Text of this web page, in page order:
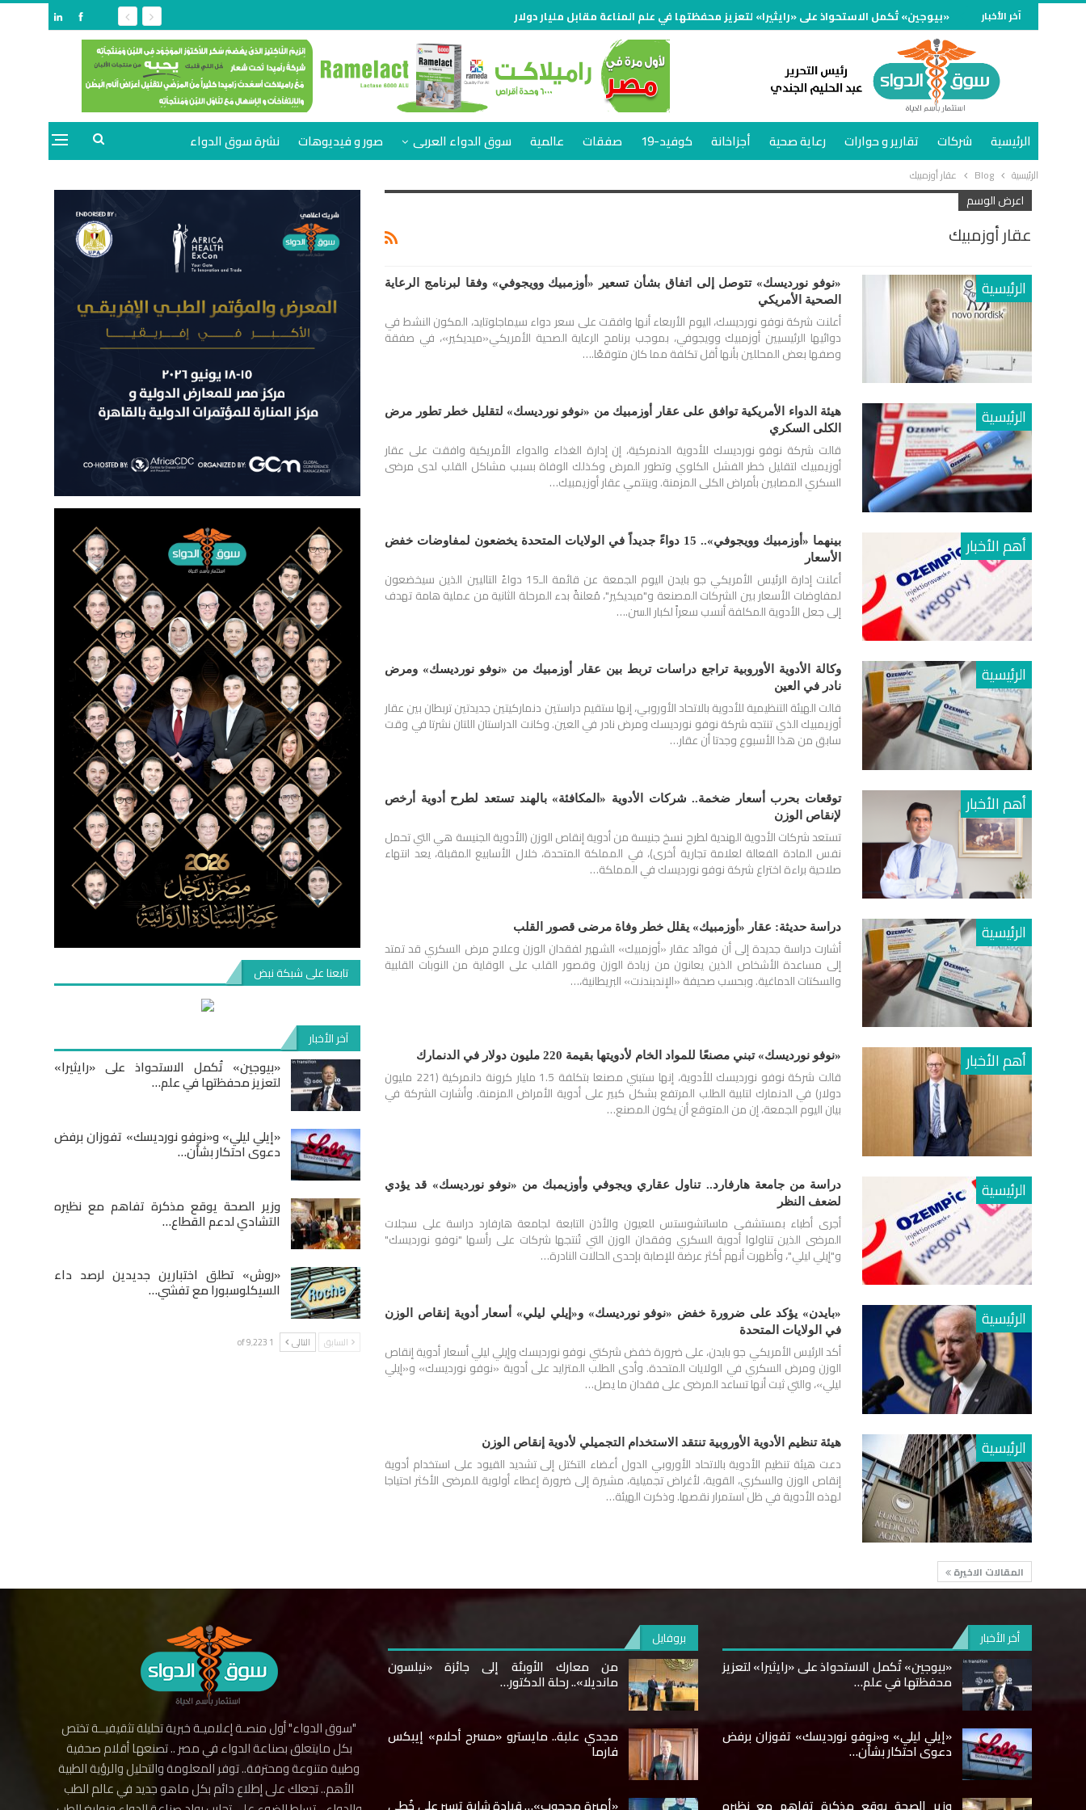
آخر الأخبار «بيوجين» تُكمل الاستحواذ على «رايثيرا» لتعزيز محفظتها في علم المناعة مقابل مليار دولار
الرئيسية شركات تقارير و حوارات رعاية صحية أجزاخانة كوفيد-19 صفقات عالمية سوق الدواء العربى صور و فيديوهات نشرة سوق الدواء
الرئيسية Blog عقار أوزمبيك
اعرض الوسم
عقار أوزمبيك
الرئيسية
«نوفو نورديسك» تتوصل إلى اتفاق بشأن تسعير «أوزمبيك وويجوفي» وفقا لبرنامج الرعاية
الصحية الأمريكي
أعلنت شركة نوفو نورديسك، اليوم الأربعاء أنها وافقت على سعر دواء سيماجلوتايد، المكون النشط في
دوائيها الرئيسيين أوزمبيك وويجوفي، بموجب برنامج الرعاية الصحية الأمريكي«ميديكير»، في صفقة
وصفها بعض المحللين بأنها أقل تكلفة مما كان متوقعًا.…
الرئيسية
هيئة الدواء الأمريكية توافق على عقار أوزمبيك من «نوفو نورديسك» لتقليل خطر تطور مرض
الكلى السكري
قالت شركة نوفو نورديسك للأدوية الدنمركية، إن إدارة الغذاء والدواء الأمريكية وافقت على عقار
أوزيمبيك لتقليل خطر الفشل الكلوي وتطور المرض وكذلك الوفاة بسبب مشاكل القلب لدى مرضى
السكري المصابين بأمراض الكلى المزمنة. وينتمي عقار أوزيمبيك…
أهم الأخبار
بينهما «أوزمبيك وويجوفي».. 15 دواءً جديداً في الولايات المتحدة يخضعون لمفاوضات خفض
الأسعار
أعلنت إدارة الرئيس الأمريكي جو بايدن اليوم الجمعة عن قائمة الـ15 دواءً التاليين الذين سيخضعون
لمفاوضات الأسعار بين الشركات المصنعة و"ميديكير"، مُعلنةً بدء المرحلة الثانية من عملية هامة تهدف
إلى جعل الأدوية المكلفة أنسب سعراً لكبار السن.…
الرئيسية
وكالة الأدوية الأوروبية تراجع دراسات تربط بين عقار أوزمبيك من «نوفو نورديسك» ومرض
نادر في العين
قالت الهيئة التنظيمية للأدوية بالاتحاد الأوروبي، إنها ستقيم دراستين دنماركيتين جديدتين تربطان بين عقار
أوزيمبيك الذي تنتجه شركة نوفو نورديسك ومرض نادر في العين. وكانت الدراستان اللتان نشرتا في وقت
سابق من هذا الأسبوع وجدتا أن عقار…
أهم الأخبار
توقعات بحرب أسعار ضخمة.. شركات الأدوية «المكافئة» بالهند تستعد لطرح أدوية أرخص
لإنقاص الوزن
تستعد شركات الأدوية الهندية لطرح نسخ جنيسة من أدوية إنقاص الوزن (الأدوية الجنيسة هي التي تحمل
نفس المادة الفعالة لعلامة تجارية أخرى)، في المملكة المتحدة، خلال الأسابيع المقبلة، يعد انتهاء
صلاحية براءة اختراع شركة نوفو نورديسك في المملكة…
الرئيسية دراسة حديثة: عقار «أوزمبيك» يقلل خطر وفاة مرضى قصور القلب
أشارت دراسة جديدة إلى أن فوائد عقار «أوزمبيك» الشهير لفقدان الوزن وعلاج مرض السكري قد تمتد
إلى مساعدة الأشخاص الذين يعانون من زيادة الوزن وقصور القلب على الوقاية من النوبات القلبية
والسكتات الدماغية. وبحسب صحيفة «الإندبندنت» البريطانية،…
أهم الأخبار «نوفو نورديسك» تبني مصنعًا للمواد الخام لأدويتها بقيمة 220 مليون دولار في الدنمارك
قالت شركة نوفو نورديسك للأدوية، إنها ستبني مصنعا بتكلفة 1.5 مليار كرونة دانمركية (221 مليون
دولار) في الدنمارك لتلبية الطلب المرتفع بشكل كبير على أدوية الأمراض المزمنة. وأشارت الشركة في
بيان اليوم الجمعة، إن من المتوقع أن يكون المصنع…
الرئيسية
دراسة من جامعة هارفارد.. تناول عقاري ويجوفي وأوزيمبك من «نوفو نورديسك» قد يؤدي
لضعف النظر
أجرى أطباء بمستشفى ماساتشوستس للعيون والأذن التابعة لجامعة هارفارد دراسة على سجلات
المرضى الذين تناولوا أدوية السكري وفقدان الوزن التي تُنتجها شركات على رأسها "نوفو نورديسك"
و"إيلي ليلي"، وأظهرت أنهم أكثر عرضة للإصابة بإحدى الحالات النادرة…
الرئيسية
«بايدن» يؤكد على ضرورة خفض «نوفو نورديسك» و«إيلي ليلي» أسعار أدوية إنقاص الوزن
في الولايات المتحدة
أكد الرئيس الأمريكي جو بايدن، على ضرورة خفض شركتي نوفو نورديسك وإيلي ليلي أسعار أدوية إنقاص
الوزن ومرض السكري في الولايات المتحدة. وأدى الطلب المتزايد على أدوية «نوفو نورديسك» و«إيلي
ليلي»، والتي ثبت أنها تساعد المرضى على فقدان ما يصل…
الرئيسية هيئة تنظيم الأدوية الأوروبية تنتقد الاستخدام التجميلي لأدوية إنقاص الوزن
دعت هيئة تنظيم الأدوية بالاتحاد الأوروبي الدول أعضاء التكتل إلى تشديد القيود على استخدام أدوية
إنقاص الوزن والسكري، القوية، لأغراض تجميلية، مشيرة إلى ضرورة إعطاء أولوية للمرضى الأكثر احتياجا
لهذه الأدوية في ظل استمرار نقصها. وذكرت الهيئة…
المقالات الاخيرة
تابعنا على شبكة نبض
آخر الأخبار
«بيوجين» تُكمل الاستحواذ على «رايثيرا»
لتعزيز محفظتها في علم…
«إيلي ليلي» و«نوفو نورديسك» تفوزان برفض
دعوى احتكار بشأن…
وزير الصحة يوقع مذكرة تفاهم مع نظيره
التشادي لدعم القطاع…
«روش» تطلق اختبارين جديدين لرصد داء
السيكلوسبورا مع تفشي…
السابق التالى 1 of 9٬223
أخر الأخبار
«بيوجين» تُكمل الاستحواذ على «رايثيرا» لتعزيز
محفظتها في علم…
«إيلي ليلي» و«نوفو نورديسك» تفوزان برفض
دعوى احتكار بشأن…
وزير الصحة يوقع مذكرة تفاهم مع نظيره
بروفايل
من معارك الأوبئة إلى جائزة «نيلسون
مانديلا».. رحلة الدكتور…
مجدي علبة.. مايسترو «مسرح أحلام» إيبكس
فارما
«أميرة محجوب»… قيادة شابة تسير على خُطى
"سوق الدواء" أول منصـة إعلاميـة خبرية تحليلة تثقيفيــة تختص
بكل مايتعلق بصناعة الدواء في مصر .. تصنعها أقلام صحفية
وطبية متنوعة ومحترفة.. توفر المعلومة والتحليل والرؤية الطبية
الأهم.. تجعلك على إطلاع دائم بكل ماهو جديد في عالم الطب